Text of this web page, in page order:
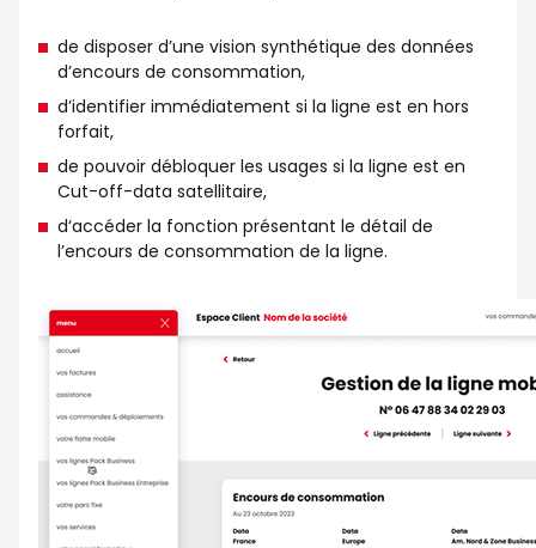
de disposer d’une vision synthétique des données
d’encours de consommation,
d’identifier immédiatement si la ligne est en hors
forfait,
de pouvoir débloquer les usages si la ligne est en
Cut-off-data satellitaire,
d‘accéder la fonction présentant le détail de
l’encours de consommation de la ligne.